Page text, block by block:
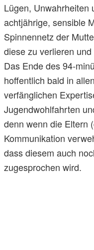
Lügen, Unwahrheiten
achtjährige, sensible
Spinnennetz der
diese zu verlieren
Das Ende des 94-
hoffentlich bald in
verfänglichen
Jugendwohlfahrten
denn wenn die Eltern
Kommunikation
dass diesem auch
zugesprochen wird.